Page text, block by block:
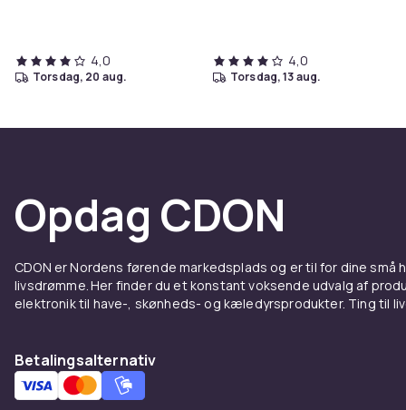
4,0
torsdag, 20 aug.
4,0
torsdag, 13 aug.
Opdag CDON
CDON er Nordens førende markedsplads og er til for dine
livsdrømme. Her finder du et konstant voksende udvalg af
elektronik til have-, skønheds- og kæledyrsprodukter. Ting til
Betalingsalternativ